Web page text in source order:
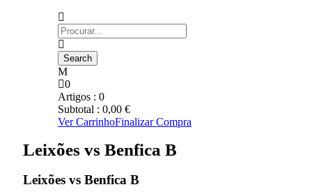
0
Artigos : 0
Subtotal : 0,00 €
Ver CarrinhoFinalizar Compra
Leixões vs Benfica B
Leixões vs Benfica B